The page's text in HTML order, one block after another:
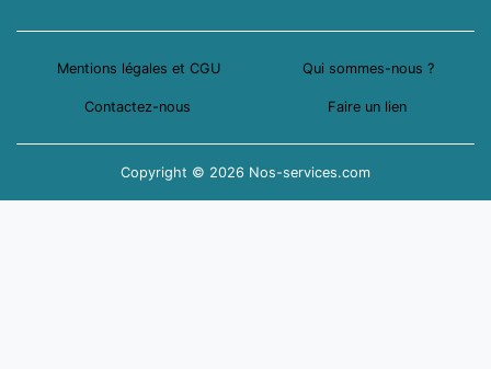
Mentions légales et CGU Qui sommes-nous ?
Contactez-nous Faire un lien
Copyright © 2026 Nos-services.com